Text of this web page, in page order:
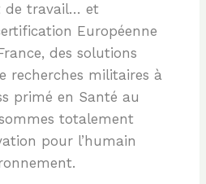
de travail… et
Européenne
des solutions
recherches militaires à
primé en Santé au
totalement
pour l’humain